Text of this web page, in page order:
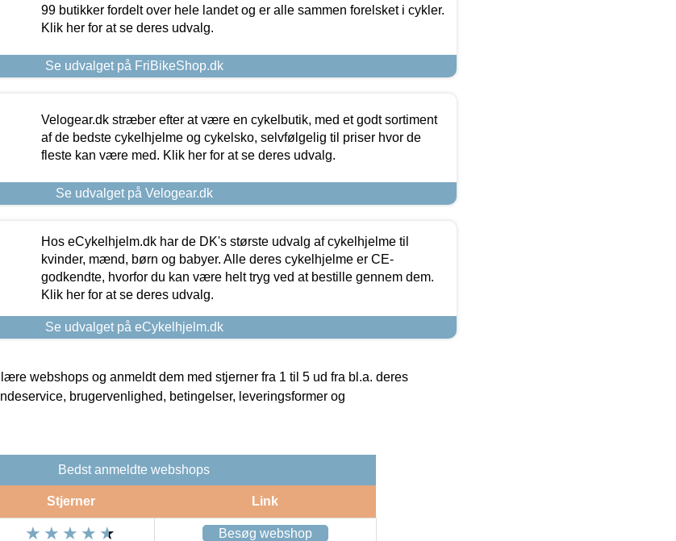
99 butikker fordelt over hele landet og er alle sammen forelsket i cykler.
Klik her for at se deres udvalg.
Se udvalget på FriBikeShop.dk
Velogear.dk stræber efter at være en cykelbutik, med et godt sortiment
af de bedste cykelhjelme og cykelsko, selvfølgelig til priser hvor de
fleste kan være med. Klik her for at se deres udvalg.
Se udvalget på Velogear.dk
Hos eCykelhjelm.dk har de DK's største udvalg af cykelhjelme til
kvinder, mænd, børn og babyer. Alle deres cykelhjelme er CE-
godkendte, hvorfor du kan være helt tryg ved at bestille gennem dem.
Klik her for at se deres udvalg.
Se udvalget på eCykelhjelm.dk
webshops og anmeldt dem med stjerner fra 1 til 5 ud fra bl.a. deres
brugervenlighed, betingelser, leveringsformer og
Bedst anmeldte webshops
Stjerner Link
Besøg webshop